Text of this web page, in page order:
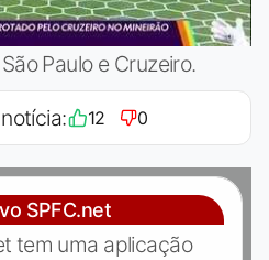
Paulo e Cruzeiro.
12 0
SPFC.net
tem uma aplicação